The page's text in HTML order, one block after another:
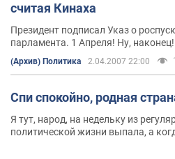
считая Кинаха
Президент подписал Указ о
парламента. 1 Апреля! Ну, наконец!
(Архив) Политика 2.04.2007 22:00
Спи спокойно, родная
Я тут, народ, на недельку из
политической жизни выпала, а